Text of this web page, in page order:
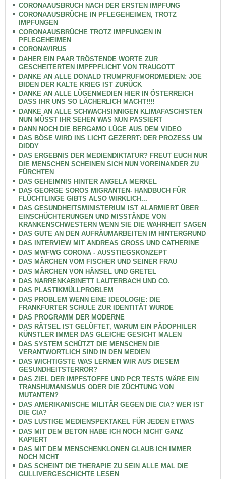
CORONAAUSBRUCH NACH DER ERSTEN IMPFUNG
CORONAAUSBRÜCHE IN PFLEGEHEIMEN, TROTZ
IMPFUNGEN
CORONAAUSBRÜCHE TROTZ IMPFUNGEN IN
PFLEGEHEIMEN
CORONAVIRUS
DAHER EIN PAAR TRÖSTENDE WORTE ZUR
GESCHEITERTEN IMPFPFLICHT VON TRAUGOTT
DANKE AN ALLE DONALD TRUMPRUFMORDMEDIEN: JOE
BIDEN DER KALTE KRIEG IST ZURÜCK
DANKE AN ALLE LÜGENMEDIEN HIER IN ÖSTERREICH
DASS IHR UNS SO LÄCHERLICH MACHT!!!!
DANKE AN ALLE SCHWACHSINNIGEN KLIMAFASCHISTEN
NUN MÜSST IHR SEHEN WAS NUN PASSIERT
DANN NOCH DIE BERGAMO LÜGE AUS DEM VIDEO
DAS BÖSE WIRD INS LICHT GEZERRT: DER PROZESS UM
DIDDY
DAS ERGEBNIS DER MEDIENDIKTATUR? FREUT EUCH NUR
DIE MENSCHEN SCHEINEN SICH NUN VOREINANDER ZU
FÜRCHTEN
DAS GEHEIMNIS HINTER ANGELA MERKEL
DAS GEORGE SOROS MIGRANTEN- HANDBUCH FÜR
FLÜCHTLINGE GIBTS ALSO WIRKLICH...
DAS GESUNDHEITSMINISTERIUM IST ALARMIERT ÜBER
EINSCHÜCHTERUNGEN UND MISSTÄNDE VON
KRANKENSCHWESTERN WENN SIE DIE WAHRHEIT SAGEN
DAS GUTE AN DEN AUFRÄUMARBEITEN IM HINTERGRUND
DAS INTERVIEW MIT ANDREAS GROSS UND CATHERINE
DAS MWFWG CORONA - AUSSTIEGSKONZEPT
DAS MÄRCHEN VOM FISCHER UND SEINER FRAU
DAS MÄRCHEN VON HÄNSEL UND GRETEL
DAS NARRENKABINETT LAUTERBACH UND CO.
DAS PLASTIKMÜLLPROBLEM
DAS PROBLEM WENN EINE IDEOLOGIE: DIE
FRANKFURTER SCHULE ZUR IDENTITÄT WURDE
DAS PROGRAMM DER MODERNE
DAS RÄTSEL IST GELÜFTET, WARUM EIN PÄDOPHILER
KÜNSTLER IMMER DAS GLEICHE GESICHT MALEN
DAS SYSTEM SCHÜTZT DIE MENSCHEN DIE
VERANTWORTLICH SIND IN DEN MEDIEN
DAS WICHTIGSTE WAS LERNEN WIR AUS DIESEM
GESUNDHEITSTERROR?
DAS ZIEL DER IMPFSTOFFE UND PCR TESTS WÄRE EIN
TRANSHUMANISMUS ODER DIE ZÜCHTUNG VON
MUTANTEN?
DAS AMERIKANISCHE MILITÄR GEGEN DIE CIA? WER IST
DIE CIA?
DAS LUSTIGE MEDIENSPEKTAKEL FÜR JEDEN ETWAS
DAS MIT DEM BETON HABE ICH NOCH NICHT GANZ
KAPIERT
DAS MIT DEM MENSCHENKLONEN GLAUB ICH IMMER
NOCH NICHT
DAS SCHEINT DIE THERAPIE ZU SEIN ALLE MAL DIE
GULLIVERGESCHICHTE LESEN